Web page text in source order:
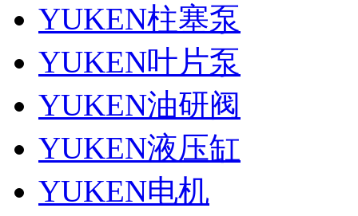
YUKEN柱塞泵
YUKEN叶片泵
YUKEN油研阀
YUKEN液压缸
YUKEN电机